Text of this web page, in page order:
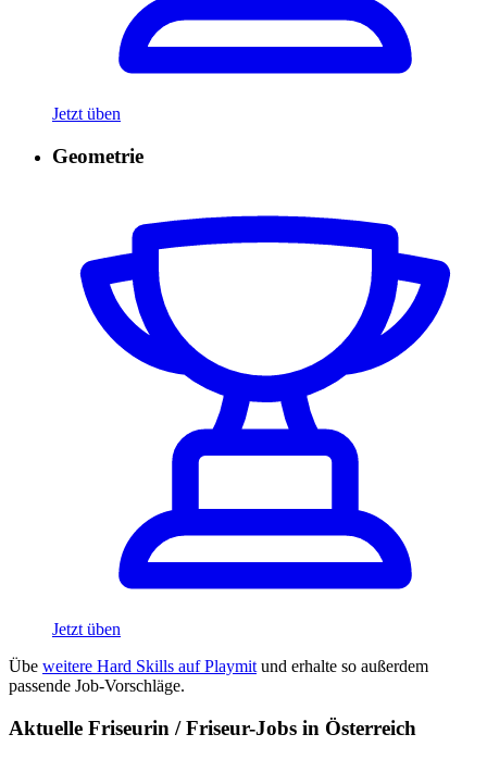
Jetzt üben
Geometrie
Jetzt üben
Übe weitere Hard Skills auf Playmit und erhalte so außerdem
passende Job-Vorschläge.
Aktuelle Friseurin / Friseur-Jobs in Österreich